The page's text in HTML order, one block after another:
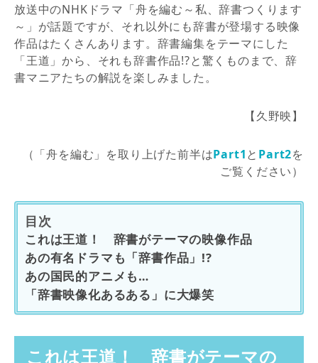
放送中のNHKドラマ「舟を編む～私、辞書つくります
～」が話題ですが、それ以外にも辞書が登場する映像
作品はたくさんあります。辞書編集をテーマにした
「王道」から、それも辞書作品!?と驚くものまで、辞
書マニアたちの解説を楽しみました。
【久野映】
（「舟を編む」を取り上げた前半はPart1と Part2を
ご覧ください）
目次
これは王道！ 辞書がテーマの映像作品
あの有名ドラマも「辞書作品」!?
あの国民的アニメも…
「辞書映像化あるある」に大爆笑
これは王道！ 辞書がテーマの